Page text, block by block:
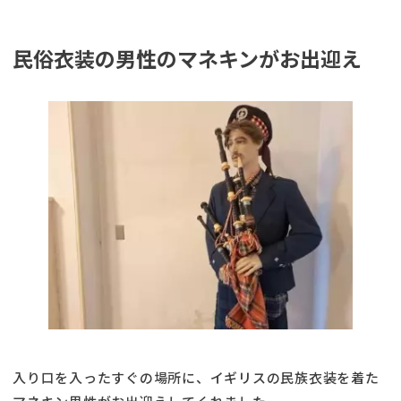
民俗衣装の男性のマネキンがお出迎え
入り口を入ったすぐの場所に、イギリスの民族衣装を着た